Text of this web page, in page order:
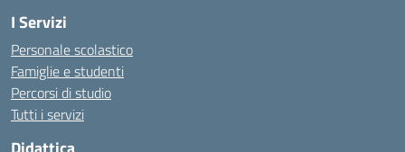
I Servizi
Personale scolastico
Famiglie e studenti
Percorsi di studio
Tutti i servizi